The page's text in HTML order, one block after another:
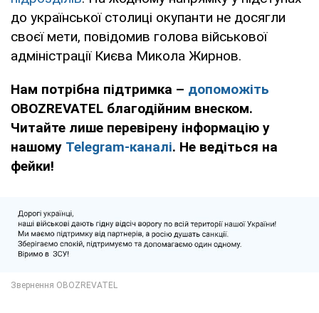
до української столиці окупанти не досягли
своєї мети, повідомив голова військової
адміністрації Києва Микола Жирнов.
Нам потрібна підтримка – допоможіть
OBOZREVATEL благодійним внеском.
Читайте лише перевірену інформацію у
нашому Telegram-каналі. Не ведіться на
фейки!